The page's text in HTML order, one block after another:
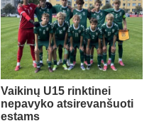
Vaikinų U15 rinktinei
nepavyko atsirevanšuoti
estams